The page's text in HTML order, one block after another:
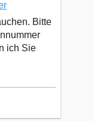
Bitte
ich Sie